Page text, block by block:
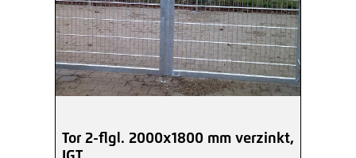
Tor 2-flgl. 2000x1800 mm verzinkt,